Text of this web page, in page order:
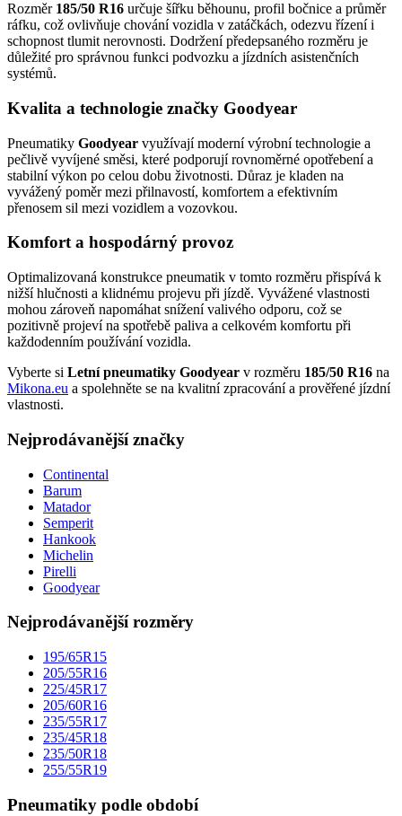
Rozměr 185/50 R16 určuje šířku běhounu, profil bočnice a průměr
ráfku, což ovlivňuje chování vozidla v zatáčkách, odezvu řízení i
schopnost tlumit nerovnosti. Dodržení předepsaného rozměru je
důležité pro správnou funkci podvozku a jízdních asistenčních
systémů.
Kvalita a technologie značky Goodyear
Pneumatiky Goodyear využívají moderní výrobní technologie a
pečlivě vyvíjené směsi, které podporují rovnoměrné opotřebení a
stabilní výkon po celou dobu životnosti. Důraz je kladen na
vyvážený poměr mezi přilnavostí, komfortem a efektivním
přenosem sil mezi vozidlem a vozovkou.
Komfort a hospodárný provoz
Optimalizovaná konstrukce pneumatik v tomto rozměru přispívá k
nižší hlučnosti a klidnému projevu při jízdě. Vyvážené vlastnosti
mohou zároveň napomáhat snížení valivého odporu, což se
pozitivně projeví na spotřebě paliva a celkovém komfortu při
každodenním používání vozidla.
Vyberte si Letní pneumatiky Goodyear v rozměru 185/50 R16 na
Mikona.eu a spolehněte se na kvalitní zpracování a prověřené jízdní
vlastnosti.
Nejprodávanější značky
Continental
Barum
Matador
Semperit
Hankook
Michelin
Pirelli
Goodyear
Nejprodávanější rozměry
195/65R15
205/55R16
225/45R17
205/60R16
235/55R17
235/45R18
235/50R18
255/55R19
Pneumatiky podle období